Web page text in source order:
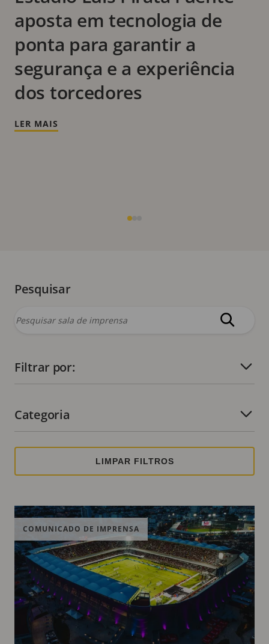
aposta em tecnologia de
ponta para garantir a
segurança e a experiência
dos torcedores
LER MAIS
Pesquisar
Filtrar por:
Número de filtros ativos:
Categoria
Número de filtros ativos:
COMUNICADO DE IMPRENSA